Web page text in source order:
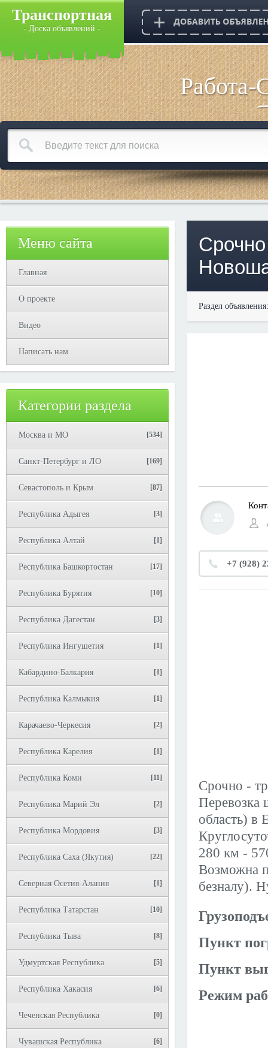
Транспортная
- Доска объявлений -
Меню сайта
Главная
О проекте
Видео
Написать нам
Категории раздела
Москва и МО [534]
Санкт-Петербург и ЛО [169]
Севастополь и Крым [87]
Республика Адыгея [3]
Республика Алтай [1]
Республика Башкортостан [17]
Республика Бурятия [10]
Республика Дагестан [3]
Республика Ингушетия [1]
Кабардино-Балкария [1]
Республика Калмыкия [1]
Карачаево-Черкесия [2]
Республика Карелия [1]
Республика Коми [11]
Республика Марий Эл [2]
Республика Мордовия [3]
Республика Саха (Якутия) [22]
Северная Осетия-Алания [1]
Республика Татарстан [10]
Республика Тыва [8]
Удмуртская Республика [5]
Республика Хакасия [6]
Чеченская Республика [0]
Чувашская Республика [6]
Раздел
+7 (928)
Срочно -
Перевозка
область) в
280 км -
Возможна
безналу).
Пункт
Пункт
Режим